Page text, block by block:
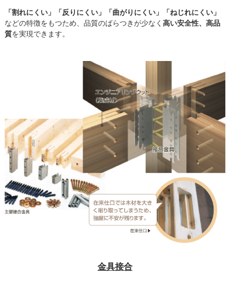
「割れにくい」「反りにくい」「曲がりにくい」「ねじれにくい」
などの特徴をもつため、品質のばらつきが少なく 高い安全性、高品
質を実現できます。
金具接合